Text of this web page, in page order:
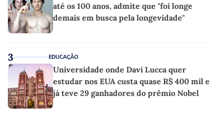
até os 100 anos, admite que "foi longe
demais em busca pela longevidade"
3 EDUCAÇÃO
Universidade onde Davi Lucca quer
estudar nos EUA custa quase R$ 400 mil e
já teve 29 ganhadores do prêmio Nobel